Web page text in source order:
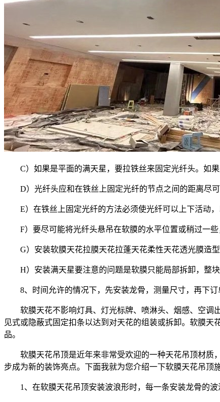
C）如果是平面的满天星，要拉铁丝来固定光纤头。如
D）光纤头应和在铁丝上固定光纤的节点之间的距离尽
E）在铁丝上固定光纤的方法必须使光纤可以上下活动
F）要尽可能将光纤头悬吊在软膜的水平位置或稍过一
G）安装软膜天花拉膜天花拉蓬天花柔性天花透光膜造
H）安装满天星要注意的问题是软膜只能局部拆卸，整块
8、时间允许的情况下，先安装龙骨，测量尺寸，再下
软膜天花不影响灯具、灯光标牌、喷淋头、烟感、空调
见式或隐蔽式固定扣条以达到对天花的组装或拆卸。软膜
品。
软膜天花吊顶是近年来非常受欢迎的一种天花吊顶材质
步成为新的装饰亮点。下面我就为您介绍一下软膜天花吊顶
1、在软膜天花吊顶安装波浪形时，每一条安装龙骨的